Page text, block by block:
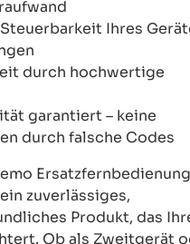
Ihres
durch hochwertige
garantiert – keine
durch falsche Codes
Ersatzfernbedienung
zuverlässiges,
Produkt, das
Ob als Zweitgerät